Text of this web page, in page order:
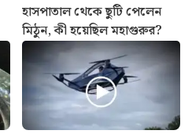
হাসপাতাল থেকে ছুটি পেলেন
মিঠুন, কী হয়েছিল মহাগুরুর?